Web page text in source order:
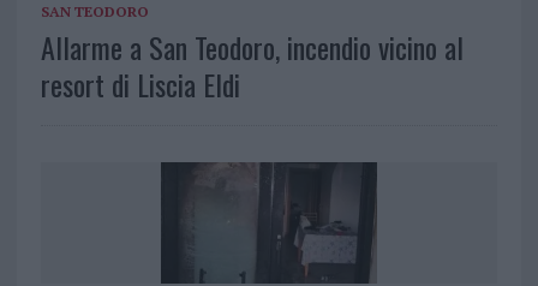
SAN TEODORO
Allarme a San Teodoro, incendio vicino al
resort di Liscia Eldi